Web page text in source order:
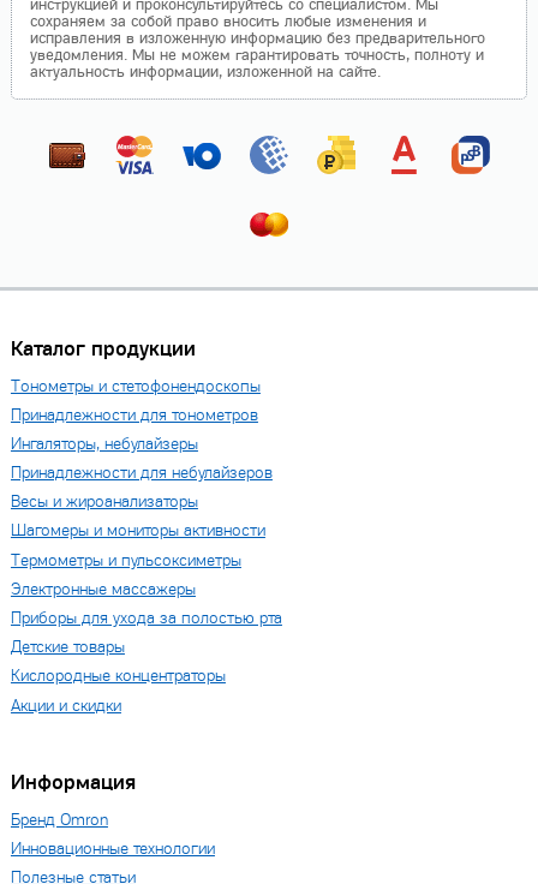
инструкцией и проконсультируйтесь со специалистом. Мы
сохраняем за собой право вносить любые изменения и
исправления в изложенную информацию без предварительного
уведомления. Мы не можем гарантировать точность, полноту и
актуальность информации, изложенной на сайте.
Каталог продукции
Тонометры и стетофонендоскопы
Принадлежности для тонометров
Ингаляторы, небулайзеры
Принадлежности для небулайзеров
Весы и жироанализаторы
Шагомеры и мониторы активности
Термометры и пульсоксиметры
Электронные массажеры
Приборы для ухода за полостью рта
Детские товары
Кислородные концентраторы
Акции и скидки
Информация
Бренд Omron
Инновационные технологии
Полезные статьи